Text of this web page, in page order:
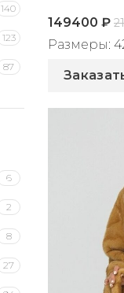
140
123
87
10
6
4
3
6
2
8
27
149400 ₽
Размеры: